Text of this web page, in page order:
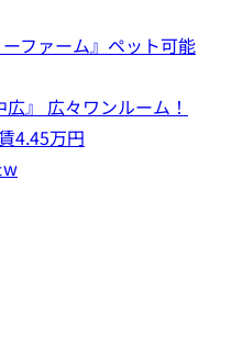
ファーム』ペット可能
』 広々ワンルーム！
4.45万円
w